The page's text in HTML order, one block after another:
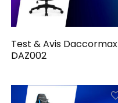
Test & Avis Daccormax
DAZ002